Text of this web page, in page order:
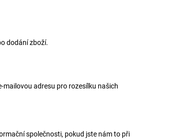
dodání zboží.
mailovou adresu pro rozesílku našich
společnosti, pokud jste nám to při